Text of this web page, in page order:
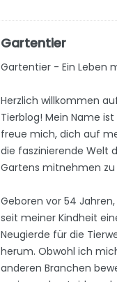
Gartentier
Gartentier - Ein Leben
Herzlich willkommen
Tierblog! Mein Name ist
freue mich, dich auf
die faszinierende Welt
Gartens mitnehmen zu
Geboren vor 54
seit meiner Kindheit
Neugierde für die
herum. Obwohl ich
anderen Branchen